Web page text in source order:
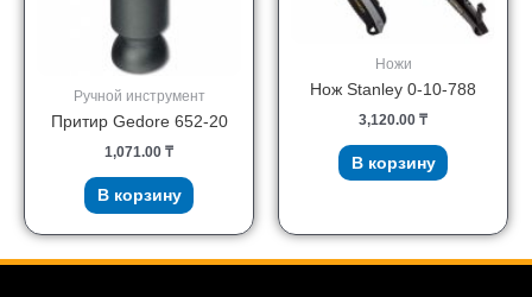
Ручной инструмент
Притир Gedore 652-20
1,071.00 ₸
В корзину
Ножи
Нож Stanley 0-10-788
3,120.00 ₸
В корзину